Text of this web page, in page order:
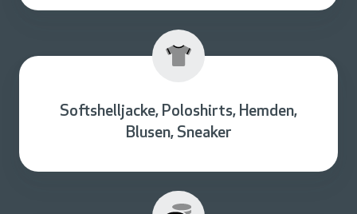
Softshelljacke, Poloshirts, Hemden,
Blusen, Sneaker